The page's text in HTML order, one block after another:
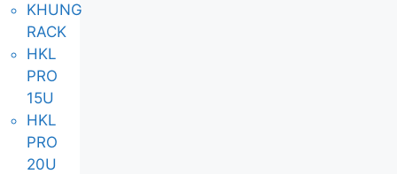
KHUNG
RACK
HKL
PRO
15U
HKL
PRO
20U